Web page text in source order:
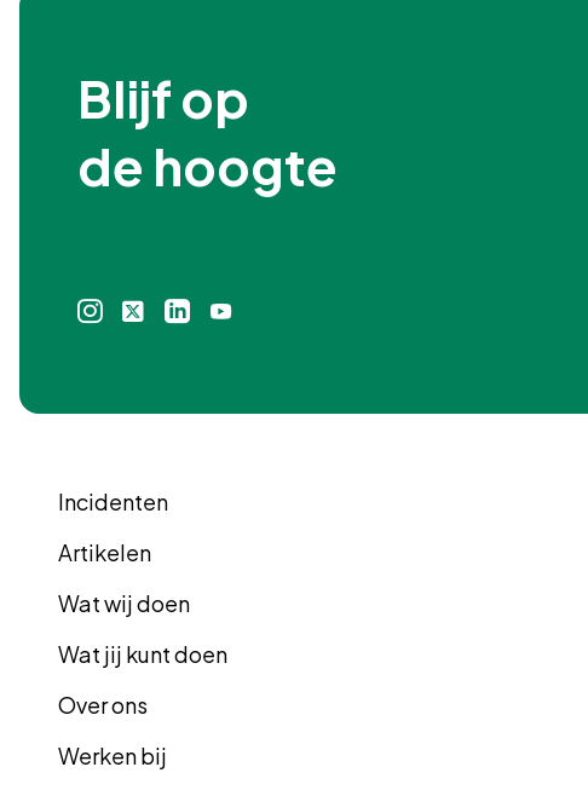
Blijf op
de hoogte
InstagramLinkedin
Incidenten
Artikelen
Wat wij doen
Wat jij kunt doen
Over ons
Werken bij